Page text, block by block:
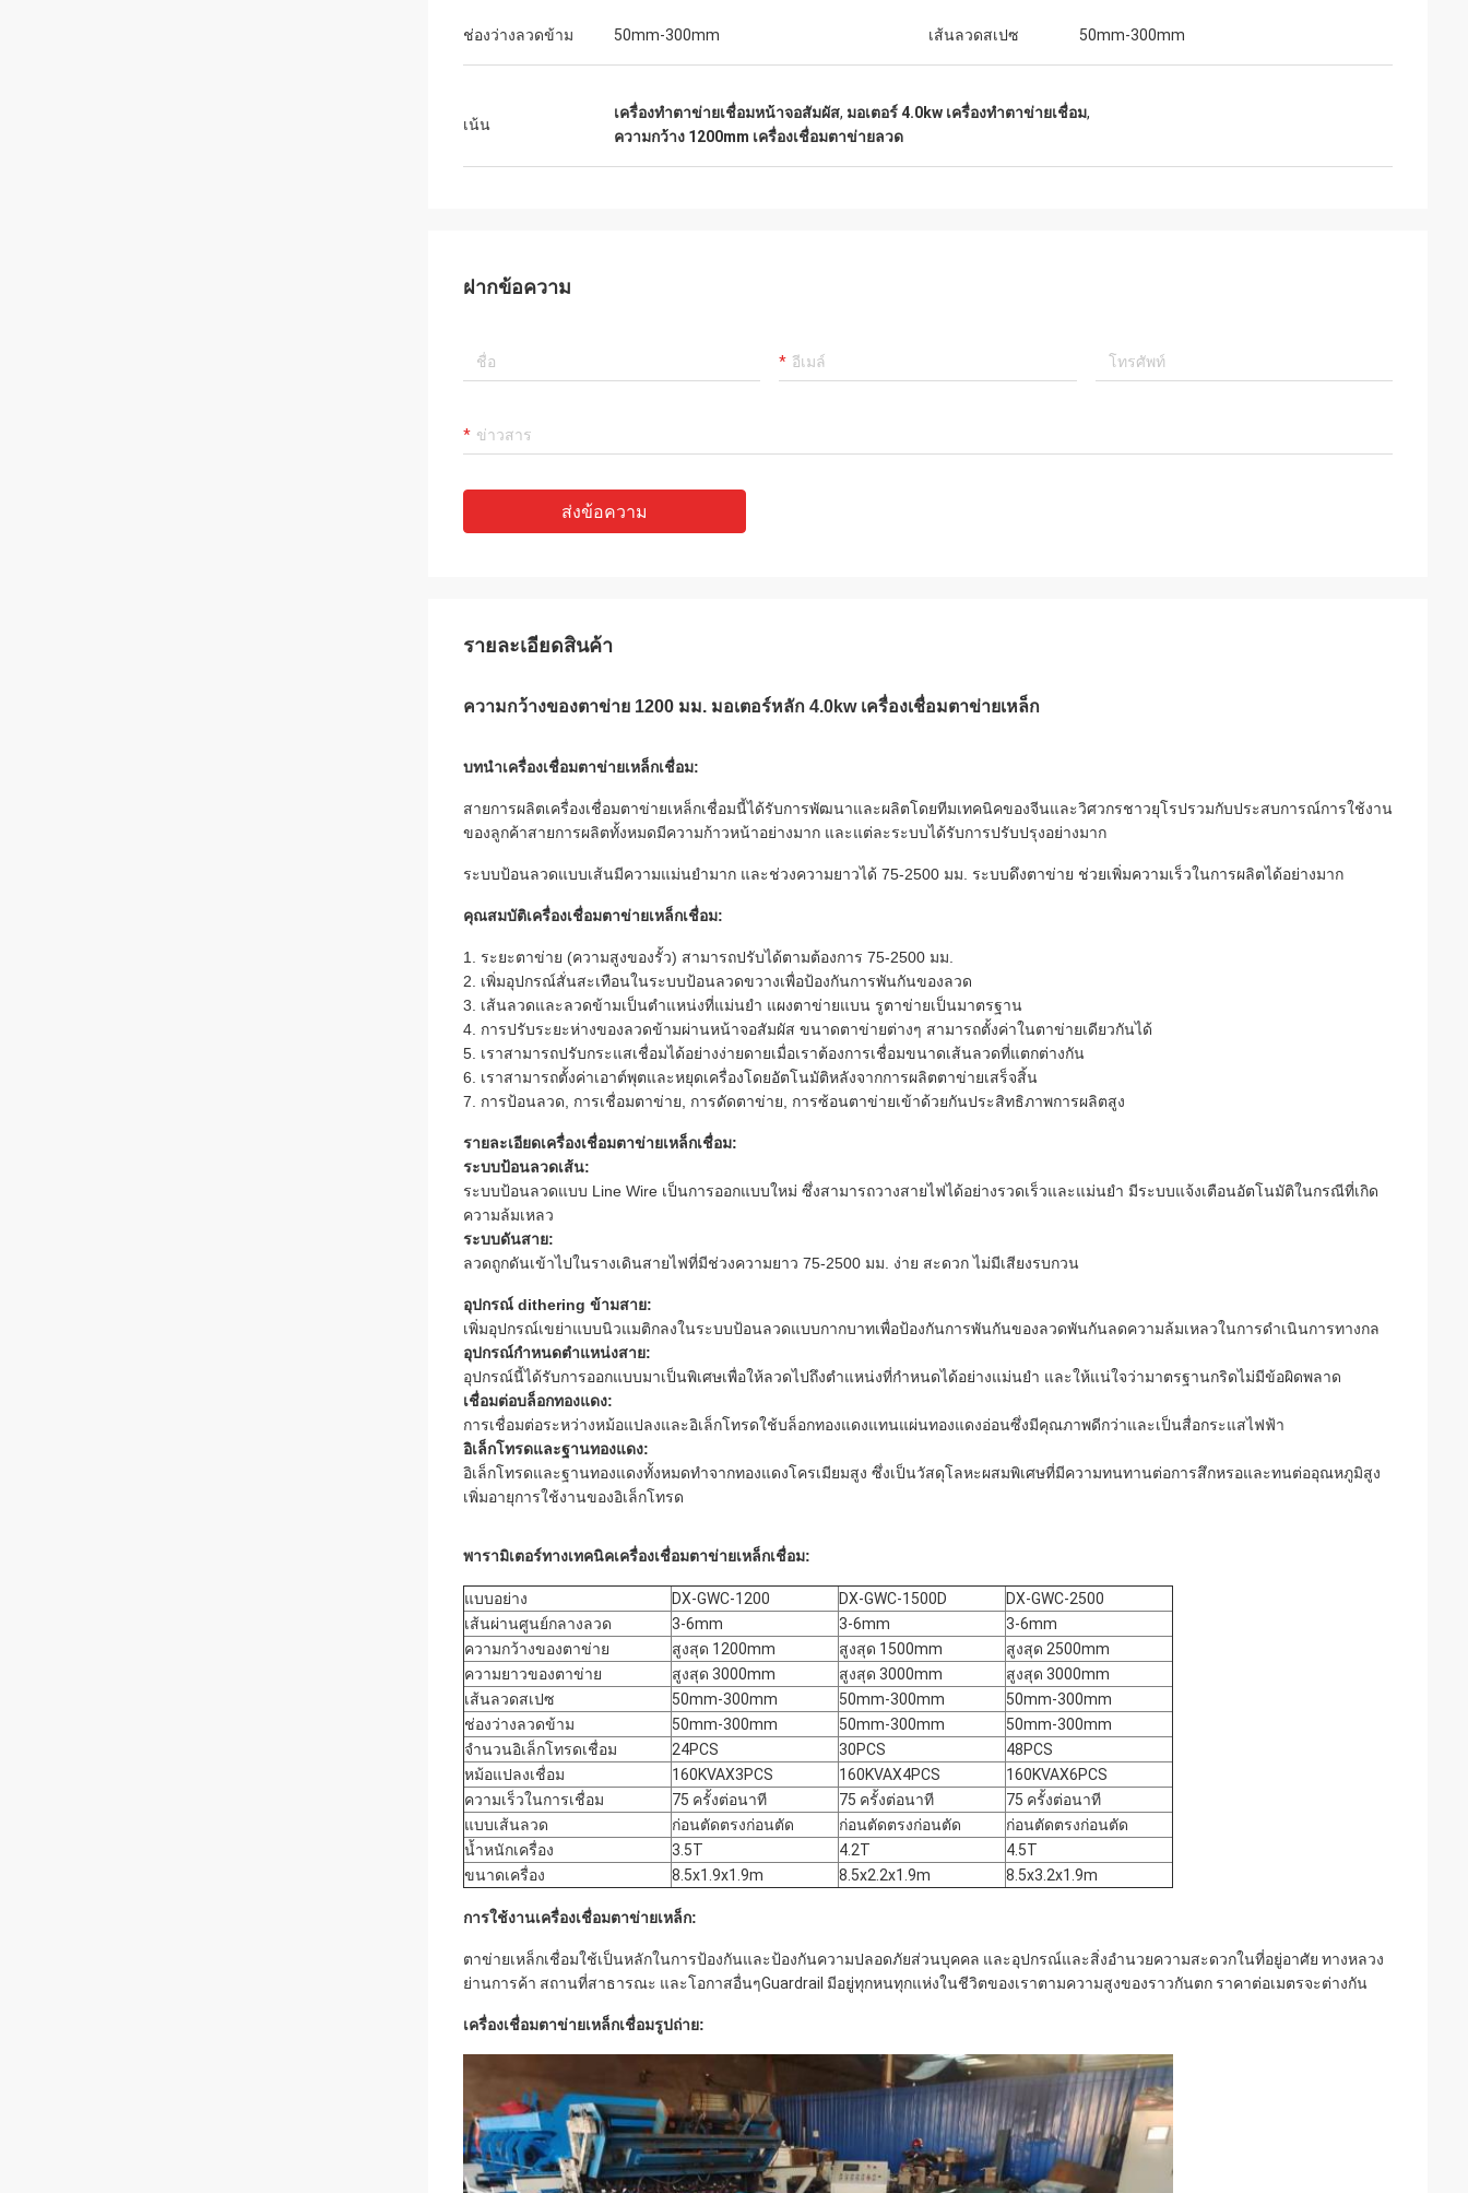
ช่องว่างลวดข้าม 50mm-300mm เส้นลวดสเปซ 50mm-300mm
เน้น
เครื่องทำตาข่ายเชื่อมหน้าจอสัมผัส, มอเตอร์ 4.0kw เครื่องทำตาข่ายเชื่อม,
ความกว้าง 1200mm เครื่องเชื่อมตาข่ายลวด
ฝากข้อความ
ส่งข้อความ
รายละเอียดสินค้า
ความกว้างของตาข่าย 1200 มม. มอเตอร์หลัก 4.0kw เครื่องเชื่อมตาข่ายเหล็ก
บทนำเครื่องเชื่อมตาข่ายเหล็กเชื่อม:
สายการผลิตเครื่องเชื่อมตาข่ายเหล็กเชื่อมนี้ได้รับการพัฒนาและผลิตโดยทีมเทคนิคของจีนและวิศวกรชาวยุโรปรวมกับประสบการณ์การใช้งาน
ของลูกค้าสายการผลิตทั้งหมดมีความก้าวหน้าอย่างมาก และแต่ละระบบได้รับการปรับปรุงอย่างมาก
ระบบป้อนลวดแบบเส้นมีความแม่นยำมาก และช่วงความยาวได้ 75-2500 มม. ระบบดึงตาข่าย ช่วยเพิ่มความเร็วในการผลิตได้อย่างมาก
คุณสมบัติเครื่องเชื่อมตาข่ายเหล็กเชื่อม:
1. ระยะตาข่าย (ความสูงของรั้ว) สามารถปรับได้ตามต้องการ 75-2500 มม.
2. เพิ่มอุปกรณ์สั่นสะเทือนในระบบป้อนลวดขวางเพื่อป้องกันการพันกันของลวด
3. เส้นลวดและลวดข้ามเป็นตำแหน่งที่แม่นยำ แผงตาข่ายแบน รูตาข่ายเป็นมาตรฐาน
4. การปรับระยะห่างของลวดข้ามผ่านหน้าจอสัมผัส ขนาดตาข่ายต่างๆ สามารถตั้งค่าในตาข่ายเดียวกันได้
5. เราสามารถปรับกระแสเชื่อมได้อย่างง่ายดายเมื่อเราต้องการเชื่อมขนาดเส้นลวดที่แตกต่างกัน
6. เราสามารถตั้งค่าเอาต์พุตและหยุดเครื่องโดยอัตโนมัติหลังจากการผลิตตาข่ายเสร็จสิ้น
7. การป้อนลวด, การเชื่อมตาข่าย, การดัดตาข่าย, การซ้อนตาข่ายเข้าด้วยกันประสิทธิภาพการผลิตสูง
รายละเอียดเครื่องเชื่อมตาข่ายเหล็กเชื่อม:
ระบบป้อนลวดเส้น:
ระบบป้อนลวดแบบ Line Wire เป็นการออกแบบใหม่ ซึ่งสามารถวางสายไฟได้อย่างรวดเร็วและแม่นยำ มีระบบแจ้งเตือนอัตโนมัติในกรณีที่เกิด
ความล้มเหลว
ระบบดันสาย:
ลวดถูกดันเข้าไปในรางเดินสายไฟที่มีช่วงความยาว 75-2500 มม. ง่าย สะดวก ไม่มีเสียงรบกวน
อุปกรณ์ dithering ข้ามสาย:
เพิ่มอุปกรณ์เขย่าแบบนิวแมติกลงในระบบป้อนลวดแบบกากบาทเพื่อป้องกันการพันกันของลวดพันกันลดความล้มเหลวในการดำเนินการทางกล
อุปกรณ์กำหนดตำแหน่งสาย:
อุปกรณ์นี้ได้รับการออกแบบมาเป็นพิเศษเพื่อให้ลวดไปถึงตำแหน่งที่กำหนดได้อย่างแม่นยำ และให้แน่ใจว่ามาตรฐานกริดไม่มีข้อผิดพลาด
เชื่อมต่อบล็อกทองแดง:
การเชื่อมต่อระหว่างหม้อแปลงและอิเล็กโทรดใช้บล็อกทองแดงแทนแผ่นทองแดงอ่อนซึ่งมีคุณภาพดีกว่าและเป็นสื่อกระแสไฟฟ้า
อิเล็กโทรดและฐานทองแดง:
อิเล็กโทรดและฐานทองแดงทั้งหมดทำจากทองแดงโครเมียมสูง ซึ่งเป็นวัสดุโลหะผสมพิเศษที่มีความทนทานต่อการสึกหรอและทนต่ออุณหภูมิสูง
เพิ่มอายุการใช้งานของอิเล็กโทรด
พารามิเตอร์ทางเทคนิคเครื่องเชื่อมตาข่ายเหล็กเชื่อม:
แบบอย่าง DX-GWC-1200 DX-GWC-1500D
DX-GWC-2500
เส้นผ่านศูนย์กลางลวด
3-6mm 3-6mm
3-6mm
ความกว้างของตาข่าย
สูงสุด 1200mm สูงสุด 1500mm
สูงสุด 2500mm
ความยาวของตาข่าย
สูงสุด 3000mm สูงสุด 3000mm
สูงสุด 3000mm
เส้นลวดสเปซ
50mm-300mm 50mm-300mm
50mm-300mm
ช่องว่างลวดข้าม
50mm-300mm 50mm-300mm
50mm-300mm
จำนวนอิเล็กโทรดเชื่อม
24PCS 30PCS
48PCS
หม้อแปลงเชื่อม
160KVAX3PCS 160KVAX4PCS
160KVAX6PCS
ความเร็วในการเชื่อม
75 ครั้งต่อนาที 75 ครั้งต่อนาที
75 ครั้งต่อนาที
แบบเส้นลวด
ก่อนตัดตรงก่อนตัด ก่อนตัดตรงก่อนตัด
ก่อนตัดตรงก่อนตัด
น้ำหนักเครื่อง
3.5T 4.2T
4.5T
ขนาดเครื่อง
8.5x1.9x1.9m 8.5x2.2x1.9m 8.5x3.2x1.9m
การใช้งานเครื่องเชื่อมตาข่ายเหล็ก:
ตาข่ายเหล็กเชื่อมใช้เป็นหลักในการป้องกันและป้องกันความปลอดภัยส่วนบุคคล และอุปกรณ์และสิ่งอำนวยความสะดวกในที่อยู่อาศัย ทางหลวง
ย่านการค้า สถานที่สาธารณะ และโอกาสอื่นๆGuardrail มีอยู่ทุกหนทุกแห่งในชีวิตของเราตามความสูงของราวกันตก ราคาต่อเมตรจะต่างกัน
เครื่องเชื่อมตาข่ายเหล็กเชื่อมรูปถ่าย: